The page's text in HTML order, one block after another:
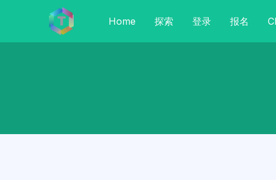
Home 探索 登录 报名